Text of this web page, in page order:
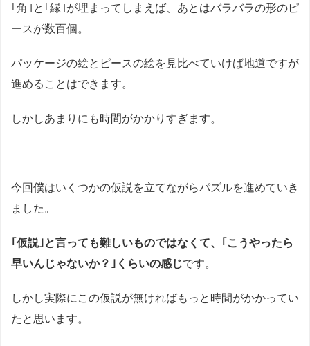
｢角｣と｢縁｣が埋まってしまえば、あとはバラバラの形のピ
ースが数百個。
パッケージの絵とピースの絵を見比べていけば地道ですが
進めることはできます。
しかしあまりにも時間がかかりすぎます。
今回僕はいくつかの仮説を立てながらパズルを進めていき
ました。
｢仮説｣と言っても難しいものではなくて、｢こうやったら
早いんじゃないか？｣くらいの感じです。
しかし実際にこの仮説が無ければもっと時間がかかってい
たと思います。